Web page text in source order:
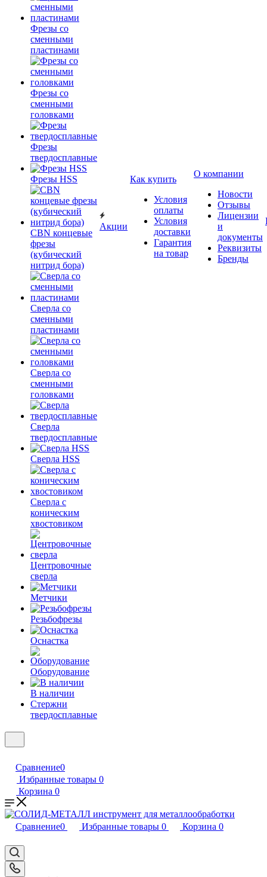
Фрезы со
сменными
пластинами
Фрезы со
сменными
головками
Фрезы
твердосплавные
Фрезы HSS
CBN концевые
фрезы
(кубический
нитрид бора)
Сверла со
сменными
пластинами
Сверла со
сменными
головками
Сверла
твердосплавные
Сверла HSS
Сверла с
коническим
хвостовиком
Центровочные
сверла
Метчики
Резьбофрезы
Оснастка
Оборудование
В наличии
Стержни
твердосплавные
Акции
Как купить
Условия
оплаты
Условия
доставки
Гарантия
на товар
О компании
Новости
Отзывы
Лицензии
и
документы
Реквизиты
Бренды
Сравнение0
Избранные товары 0
Корзина 0
Сравнение0 Избранные товары 0 Корзина 0